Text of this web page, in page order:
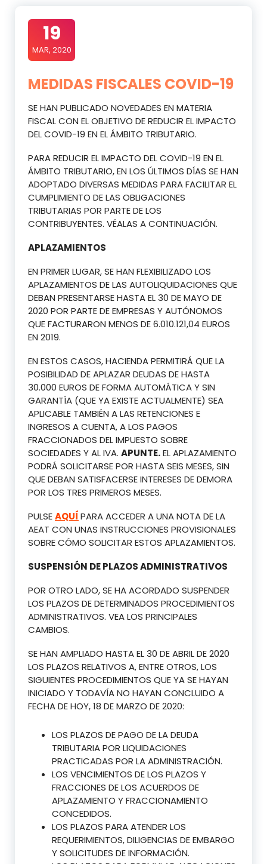
19
MAR, 2020
MEDIDAS FISCALES COVID-19
SE HAN PUBLICADO NOVEDADES EN MATERIA
FISCAL CON EL OBJETIVO DE REDUCIR EL IMPACTO
DEL COVID-19 EN EL ÁMBITO TRIBUTARIO.
PARA REDUCIR EL IMPACTO DEL COVID-19 EN EL
ÁMBITO TRIBUTARIO, EN LOS ÚLTIMOS DÍAS SE HAN
ADOPTADO DIVERSAS MEDIDAS PARA FACILITAR EL
CUMPLIMIENTO DE LAS OBLIGACIONES
TRIBUTARIAS POR PARTE DE LOS
CONTRIBUYENTES. VÉALAS A CONTINUACIÓN.
APLAZAMIENTOS
EN PRIMER LUGAR, SE HAN FLEXIBILIZADO LOS
APLAZAMIENTOS DE LAS AUTOLIQUIDACIONES QUE
DEBAN PRESENTARSE HASTA EL 30 DE MAYO DE
2020 POR PARTE DE EMPRESAS Y AUTÓNOMOS
QUE FACTURARON MENOS DE 6.010.121,04 EUROS
EN 2019.
EN ESTOS CASOS, HACIENDA PERMITIRÁ QUE LA
POSIBILIDAD DE APLAZAR DEUDAS DE HASTA
30.000 EUROS DE FORMA AUTOMÁTICA Y SIN
GARANTÍA (QUE YA EXISTE ACTUALMENTE) SEA
APLICABLE TAMBIÉN A LAS RETENCIONES E
INGRESOS A CUENTA, A LOS PAGOS
FRACCIONADOS DEL IMPUESTO SOBRE
SOCIEDADES Y AL IVA. APUNTE.EL APLAZAMIENTO
PODRÁ SOLICITARSE POR HASTA SEIS MESES, SIN
QUE DEBAN SATISFACERSE INTERESES DE DEMORA
POR LOS TRES PRIMEROS MESES.
PULSEAQUÍPARA ACCEDER A UNA NOTA DE LA
AEAT CON UNAS INSTRUCCIONES PROVISIONALES
SOBRE CÓMO SOLICITAR ESTOS APLAZAMIENTOS.
SUSPENSIÓN DE PLAZOS ADMINISTRATIVOS
POR OTRO LADO, SE HA ACORDADO SUSPENDER
LOS PLAZOS DE DETERMINADOS PROCEDIMIENTOS
ADMINISTRATIVOS. VEA LOS PRINCIPALES
CAMBIOS.
SE HAN AMPLIADO HASTA EL 30 DE ABRIL DE 2020
LOS PLAZOS RELATIVOS A, ENTRE OTROS, LOS
SIGUIENTES PROCEDIMIENTOS QUE YA SE HAYAN
INICIADO Y TODAVÍA NO HAYAN CONCLUIDO A
FECHA DE HOY, 18 DE MARZO DE 2020:
LOS PLAZOS DE PAGO DE LA DEUDA
TRIBUTARIA POR LIQUIDACIONES
PRACTICADAS POR LA ADMINISTRACIÓN.
LOS VENCIMIENTOS DE LOS PLAZOS Y
FRACCIONES DE LOS ACUERDOS DE
APLAZAMIENTO Y FRACCIONAMIENTO
CONCEDIDOS.
LOS PLAZOS PARA ATENDER LOS
REQUERIMIENTOS, DILIGENCIAS DE EMBARGO
Y SOLICITUDES DE INFORMACIÓN.